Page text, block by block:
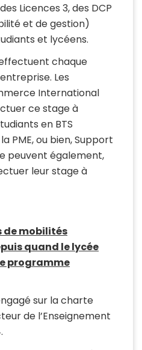
Licences 3, des DCP
et de gestion)
et lycéens.
chaque
Les
International
ce stage à
en BTS
PME, ou bien, Support
peuvent également,
leur stage à
de mobilités
quand le lycée
programme
sur la charte
de l’Enseignement